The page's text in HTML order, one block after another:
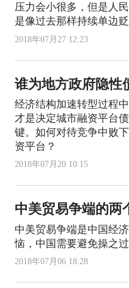
压力会小很多，但是人
是像过去那样持续单边
2018年07月27 12:23
谁为地方政府隐性
经济结构加速转型过程
才是决定城市融资平台
键。如何对待竞争中败
资平台？
2018年07月20 10:15
中美贸易争端的两
中美贸易争端是中国经
恼，中国需要避免操之
2018年07月06 18:28